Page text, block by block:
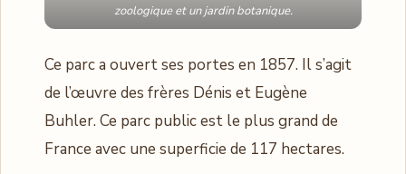
zoologique et un jardin botanique.
Ce parc a ouvert ses portes en 1857. Il s’agit
de l’œuvre des frères Dénis et Eugène
Buhler. Ce parc public est le plus grand de
France avec une superficie de 117 hectares.